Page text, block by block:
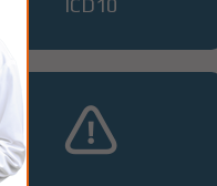
ICD10